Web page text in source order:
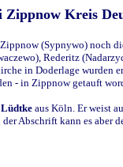
Zippnow Kreis
(Sypnywo) noch
Rederitz
in Doderlage wurden
- in Zippnow getauft
aus Köln. Er weist
Abschrift kann es aber